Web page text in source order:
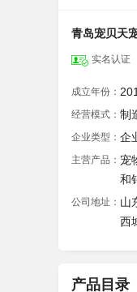
青岛宠贝天
实名认证
成立年份：
经营模式： 制
企业类型： 企
主营产品： 宠
和
公司地址： 山
西
产品目录